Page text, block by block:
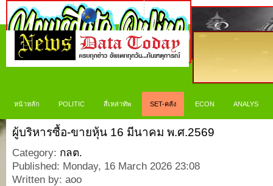
หน้าหลัก POLITIC สี่เหล่าทัพ SET-คลัง ECON ANALYS
ผู้บริหารซื้อ-ขายหุ้น 16 มีนาคม พ.ศ.2569
Category: กลต.
Published: Monday, 16 March 2026 23:08
Written by: aoo